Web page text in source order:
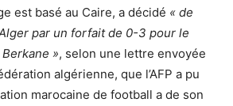
est basé au Caire, a décidé « de
par un forfait de 0-3 pour le
», selon une lettre envoyée
algérienne, que l’AFP a pu
marocaine de football a de son